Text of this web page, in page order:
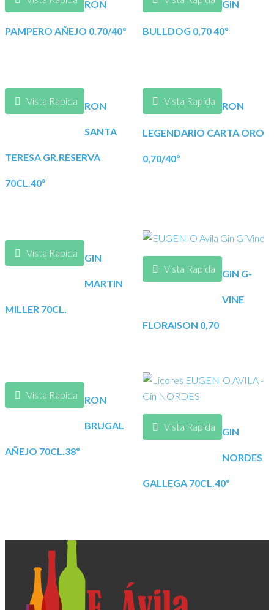
RON
PAMPERO AÑEJO 0.70/40º
GIN
BULLDOG 0,70 40º
Vista Rapida RON
SANTA
TERESA GR.RESERVA
70CL.40º
Vista Rapida RON
LEGENDARIO CARTA ORO
0,70/40º
Vista Rapida GIN
MARTIN
MILLER 70CL.
Vista Rapida GIN G-
VINE
FLORAISON 0,70
Vista Rapida RON
BRUGAL
AÑEJO 70CL.38º
Vista Rapida GIN
NORDES
GALLEGA 70CL.40º